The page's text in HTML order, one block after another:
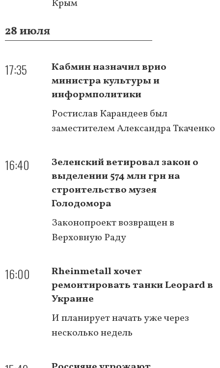
Крым
28 июля
17:35
Кабмин назначил врио
министра культуры и
информполитики
Ростислав Карандеев был
заместителем Александра Ткаченко
16:40
Зеленский ветировал закон о
выделении 574 млн грн на
строительство музея
Голодомора
Законопроект возвращен в
Верховную Раду
16:00
Rheinmetall хочет
ремонтировать танки Leopard в
Украине
И планирует начать уже через
несколько недель